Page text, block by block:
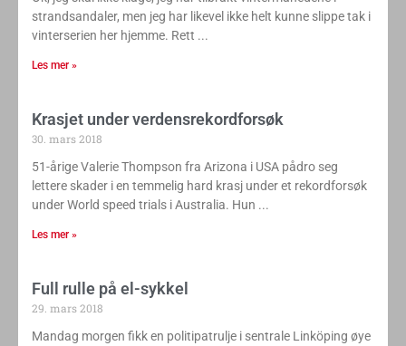
strandsandaler, men jeg har likevel ikke helt kunne slippe tak i
vinterserien her hjemme. Rett
Les mer »
Krasjet under verdensrekordforsøk
30. mars 2018
51-årige Valerie Thompson fra Arizona i USA pådro seg
lettere skader i en temmelig hard krasj under et rekordforsøk
under World speed trials i Australia. Hun
Les mer »
Full rulle på el-sykkel
29. mars 2018
Mandag morgen fikk en politipatrulje i sentrale Linköping øye